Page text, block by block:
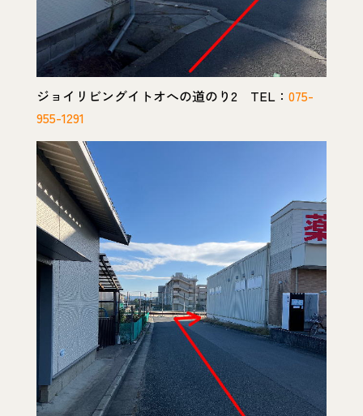
ジョイリビングイトオへの道のり2 TEL： 075-
955-1291